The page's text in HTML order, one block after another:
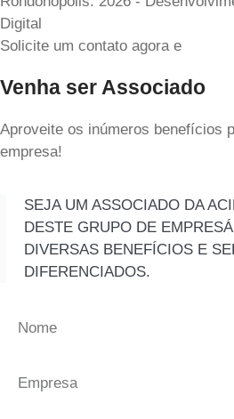
Digital
Solicite um contato agora e
Venha ser Associado
Aproveite os inúmeros benefícios
empresa!
SEJA UM ASSOCIADO DA
DESTE GRUPO DE
DIVERSAS BENEFÍCIOS E
DIFERENCIADOS.